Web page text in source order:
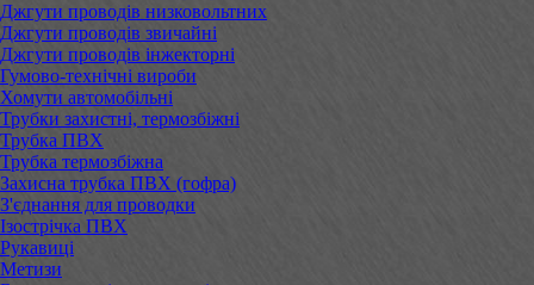
Джгути проводів низковольтних
Джгути проводів звичайні
Джгути проводів інжекторні
Гумово-технічні вироби
Хомути автомобільні
Трубки захистні, термозбіжні
Трубка ПВХ
Трубка термозбіжна
Захисна трубка ПВХ (гофра)
З'єднання для проводки
Ізострічка ПВХ
Рукавиці
Метизи